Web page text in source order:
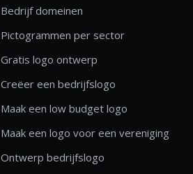
Bedrijf domeinen
Pictogrammen per sector
Gratis logo ontwerp
Creëer een bedrijfslogo
Maak een low budget logo
Maak een logo voor een vereniging
Ontwerp bedrijfslogo